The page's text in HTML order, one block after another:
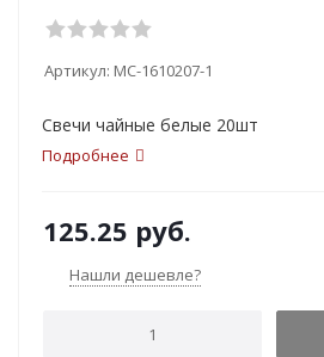
Артикул: MC-1610207-1
Свечи чайные белые 20шт
Подробнее
125.25 руб.
Нашли дешевле?